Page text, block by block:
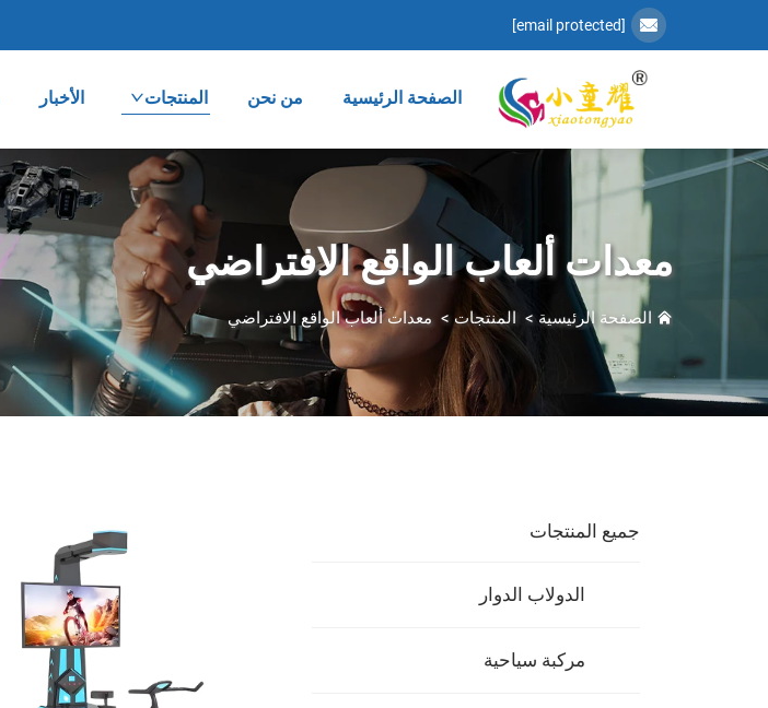
[email protected]
الصفحة الرئيسية من نحن المنتجات الأخبار
معدات ألعاب الواقع الافتراضي
الصفحة الرئيسية> المنتجات > معدات ألعاب الواقع الافتراضي
جميع المنتجات
الدولاب الدوار
مركبة سياحية